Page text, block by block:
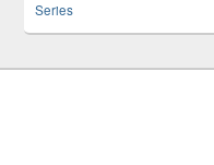
Series